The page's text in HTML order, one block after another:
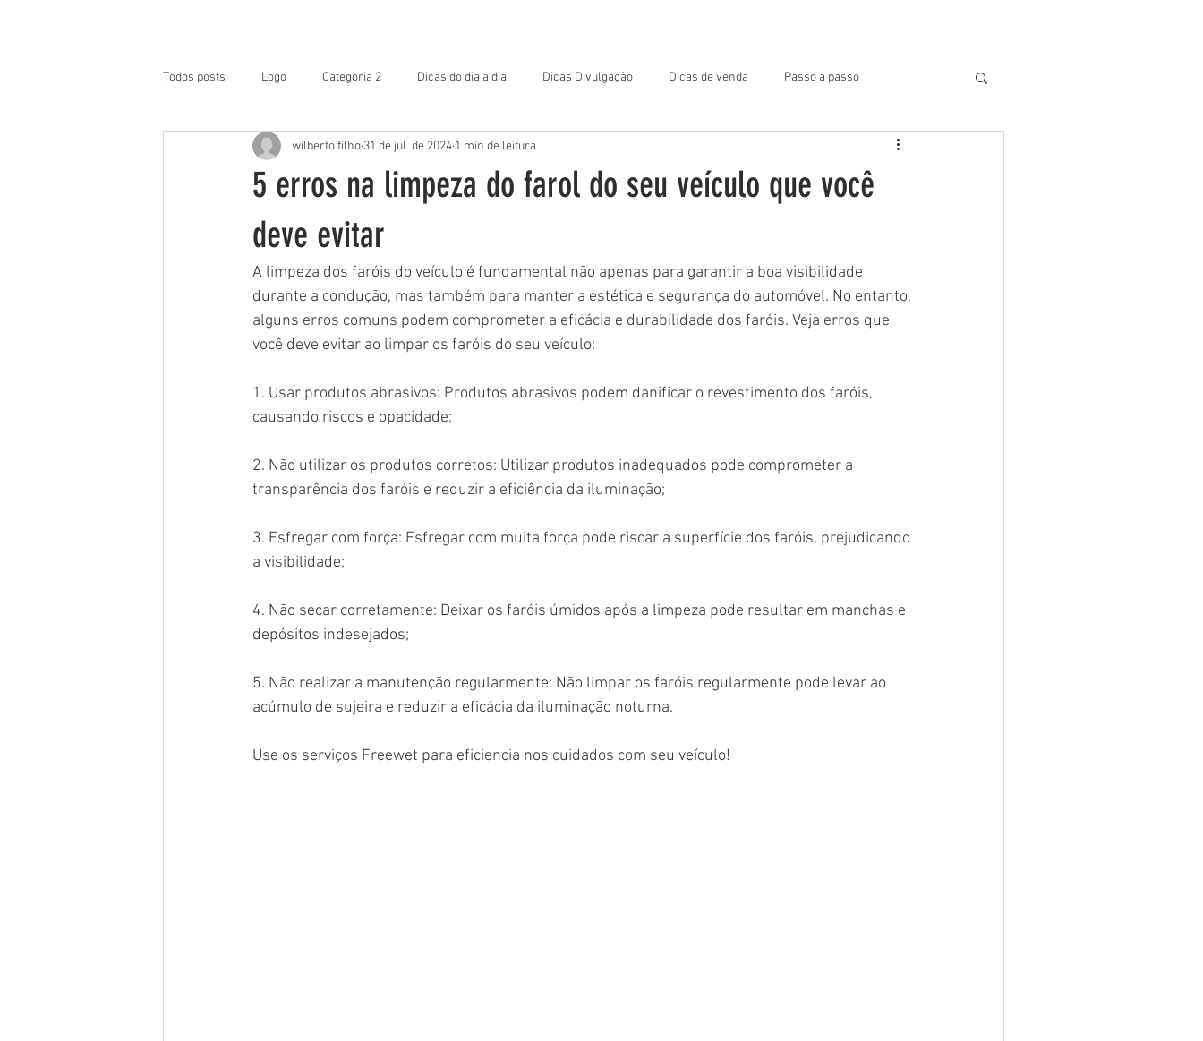
Todos posts Logo Categoria 2 Dicas do dia a dia Dicas Divulgação Dicas de venda Passo a passo
5 erros na limpeza do farol do seu veículo que você
deve evitar
wilberto filho 31 de jul. de 2024 1 min de leitura
A limpeza dos faróis do veículo é fundamental não apenas para garantir a boa visibilidade
durante a condução, mas também para manter a estética e segurança do automóvel. No entanto,
alguns erros comuns podem comprometer a eficácia e durabilidade dos faróis. Veja erros que
você deve evitar ao limpar os faróis do seu veículo:
1. Usar produtos abrasivos: Produtos abrasivos podem danificar o revestimento dos faróis,
causando riscos e opacidade;
2. Não utilizar os produtos corretos: Utilizar produtos inadequados pode comprometer a
transparência dos faróis e reduzir a eficiência da iluminação;
3. Esfregar com força: Esfregar com muita força pode riscar a superfície dos faróis, prejudicando
a visibilidade;
4. Não secar corretamente: Deixar os faróis úmidos após a limpeza pode resultar em manchas e
depósitos indesejados;
5. Não realizar a manutenção regularmente: Não limpar os faróis regularmente pode levar ao
acúmulo de sujeira e reduzir a eficácia da iluminação noturna.
Use os serviços Freewet para eficiencia nos cuidados com seu veículo!